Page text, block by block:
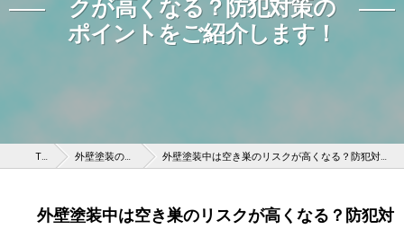
クが高くなる？防犯対策の
ポイントをご紹介します！
TOP 外壁塗装のknow-how 外壁塗装中は空き巣のリスクが高くなる？防犯対策のポイントをご紹介します！
外壁塗装中は空き巣のリスクが高くなる？防犯対